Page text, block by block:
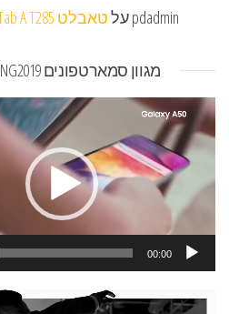
pdadminעלטאבלט Samsung Galaxy Tab A T285
מגוון סמארטפונים SAMSUNG2019
נגן
וידאו
00:00
נגן